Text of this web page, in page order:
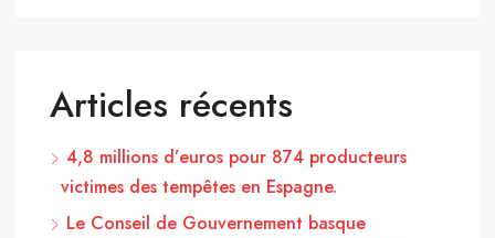
Articles récents
4,8 millions d’euros pour 874 producteurs
victimes des tempêtes en Espagne.
Le Conseil de Gouvernement basque